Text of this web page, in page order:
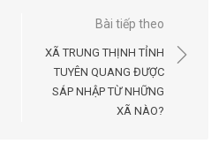
Bài tiếp theo
XÃ TRUNG THỊNH TỈNH
TUYÊN QUANG ĐƯỢC
SÁP NHẬP TỪ NHỮNG
XÃ NÀO?